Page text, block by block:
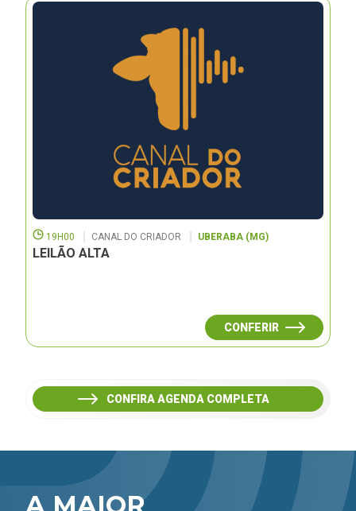
19H00 CANAL DO CRIADOR UBERABA (MG)
LEILÃO ALTA
CONFERIR
CONFIRA AGENDA COMPLETA